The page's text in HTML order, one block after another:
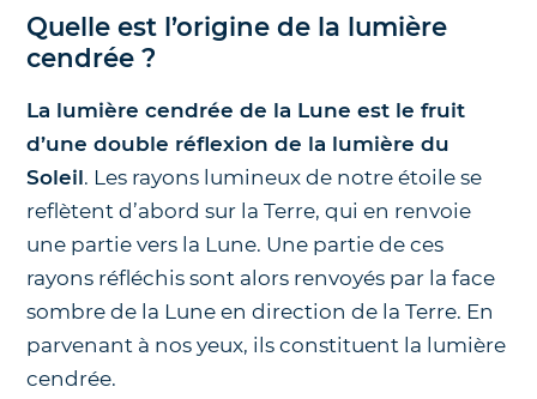
Quelle est l’origine de la lumière
cendrée ?
La lumière cendrée de la Lune est le fruit
d’une double réflexion de la lumière du
Soleil. Les rayons lumineux de notre étoile se
reflètent d’abord sur la Terre, qui en renvoie
une partie vers la Lune. Une partie de ces
rayons réfléchis sont alors renvoyés par la face
sombre de la Lune en direction de la Terre. En
parvenant à nos yeux, ils constituent la lumière
cendrée.